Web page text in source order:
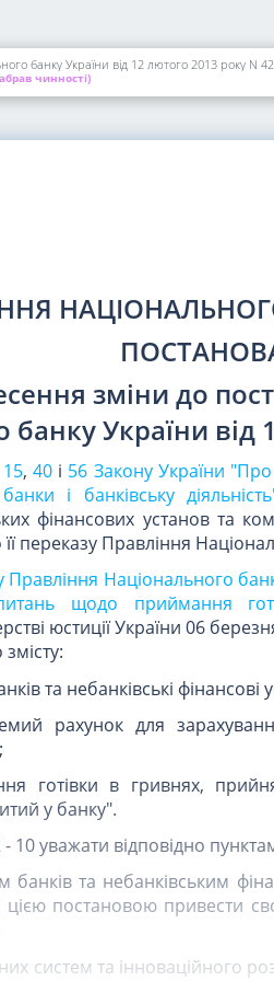
банку України від 12 лютого 2013 року N
чинності)
зміни до
банку України від
15,40 і 56 Закону України
і банківську
фінансових установ та
переказу Правління
Правління Національного
щодо приймання
юстиції України 06
та небанківські фінансові
рахунок для
готівки в гривнях,
у банку".
10 уважати відповідно
банків та небанківським
постановою привести
систем та інноваційного